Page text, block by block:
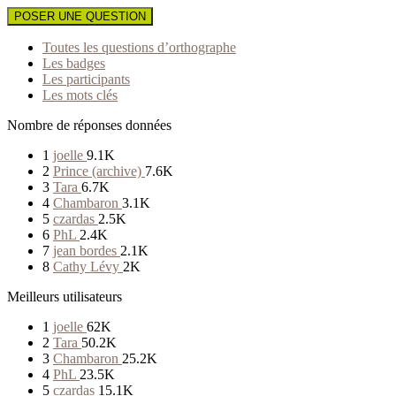
POSER UNE QUESTION
Toutes les questions d’orthographe
Les badges
Les participants
Les mots clés
Nombre de réponses données
1 joelle 9.1K
2 Prince (archive) 7.6K
3 Tara 6.7K
4 Chambaron 3.1K
5 czardas 2.5K
6 PhL 2.4K
7 jean bordes 2.1K
8 Cathy Lévy 2K
Meilleurs utilisateurs
1 joelle 62K
2 Tara 50.2K
3 Chambaron 25.2K
4 PhL 23.5K
5 czardas 15.1K